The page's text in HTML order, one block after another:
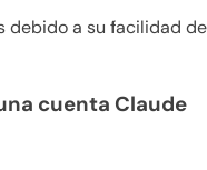
debido a su facilidad de
cuenta Claude